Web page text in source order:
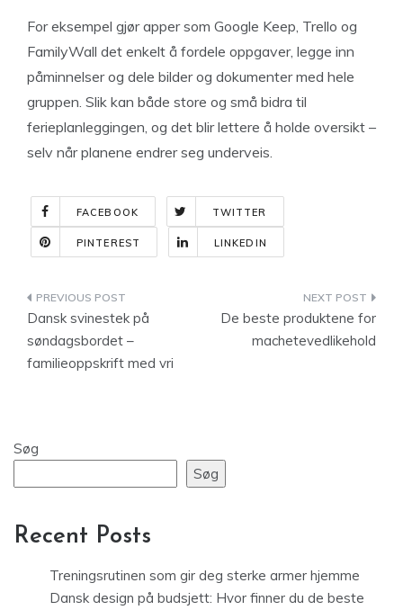
For eksempel gjør apper som Google Keep, Trello og
FamilyWall det enkelt å fordele oppgaver, legge inn
påminnelser og dele bilder og dokumenter med hele
gruppen. Slik kan både store og små bidra til
ferieplanleggingen, og det blir lettere å holde oversikt –
selv når planene endrer seg underveis.
FACEBOOK TWITTER
PINTEREST LINKEDIN
Indlægsnavigation
Dansk svinestek på
søndagsbordet –
familieoppskrift med vri
De beste produktene for
machetevedlikehold
Søg
Søg
Recent Posts
Treningsrutinen som gir deg sterke armer hjemme
Dansk design på budsjett: Hvor finner du de beste